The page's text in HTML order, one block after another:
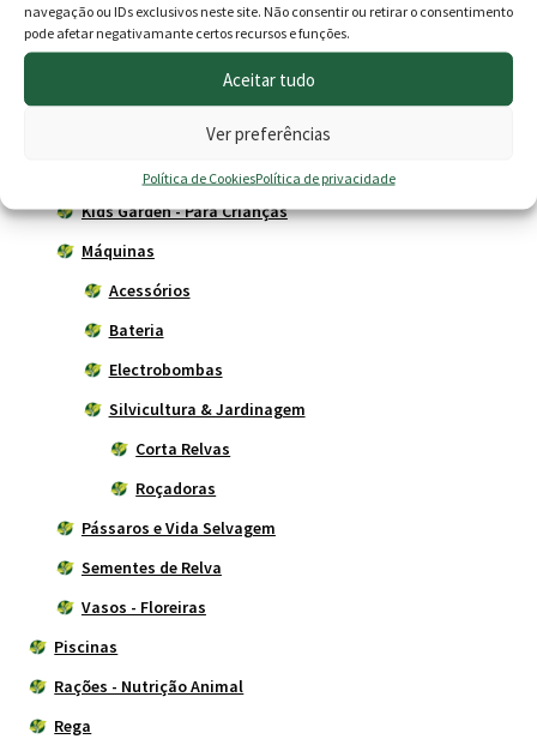
navegação ou IDs exclusivos neste site. Não consentir ou retirar o consentimento
pode afetar negativamante certos recursos e funções.
Aceitar tudo
Ver preferências
Política de CookiesPolítica de privacidade
Jardim
Adubos
Decoração
Kids Garden - Para Crianças
Máquinas
Acessórios
Bateria
Electrobombas
Silvicultura & Jardinagem
Corta Relvas
Roçadoras
Pássaros e Vida Selvagem
Sementes de Relva
Vasos - Floreiras
Piscinas
Rações - Nutrição Animal
Rega